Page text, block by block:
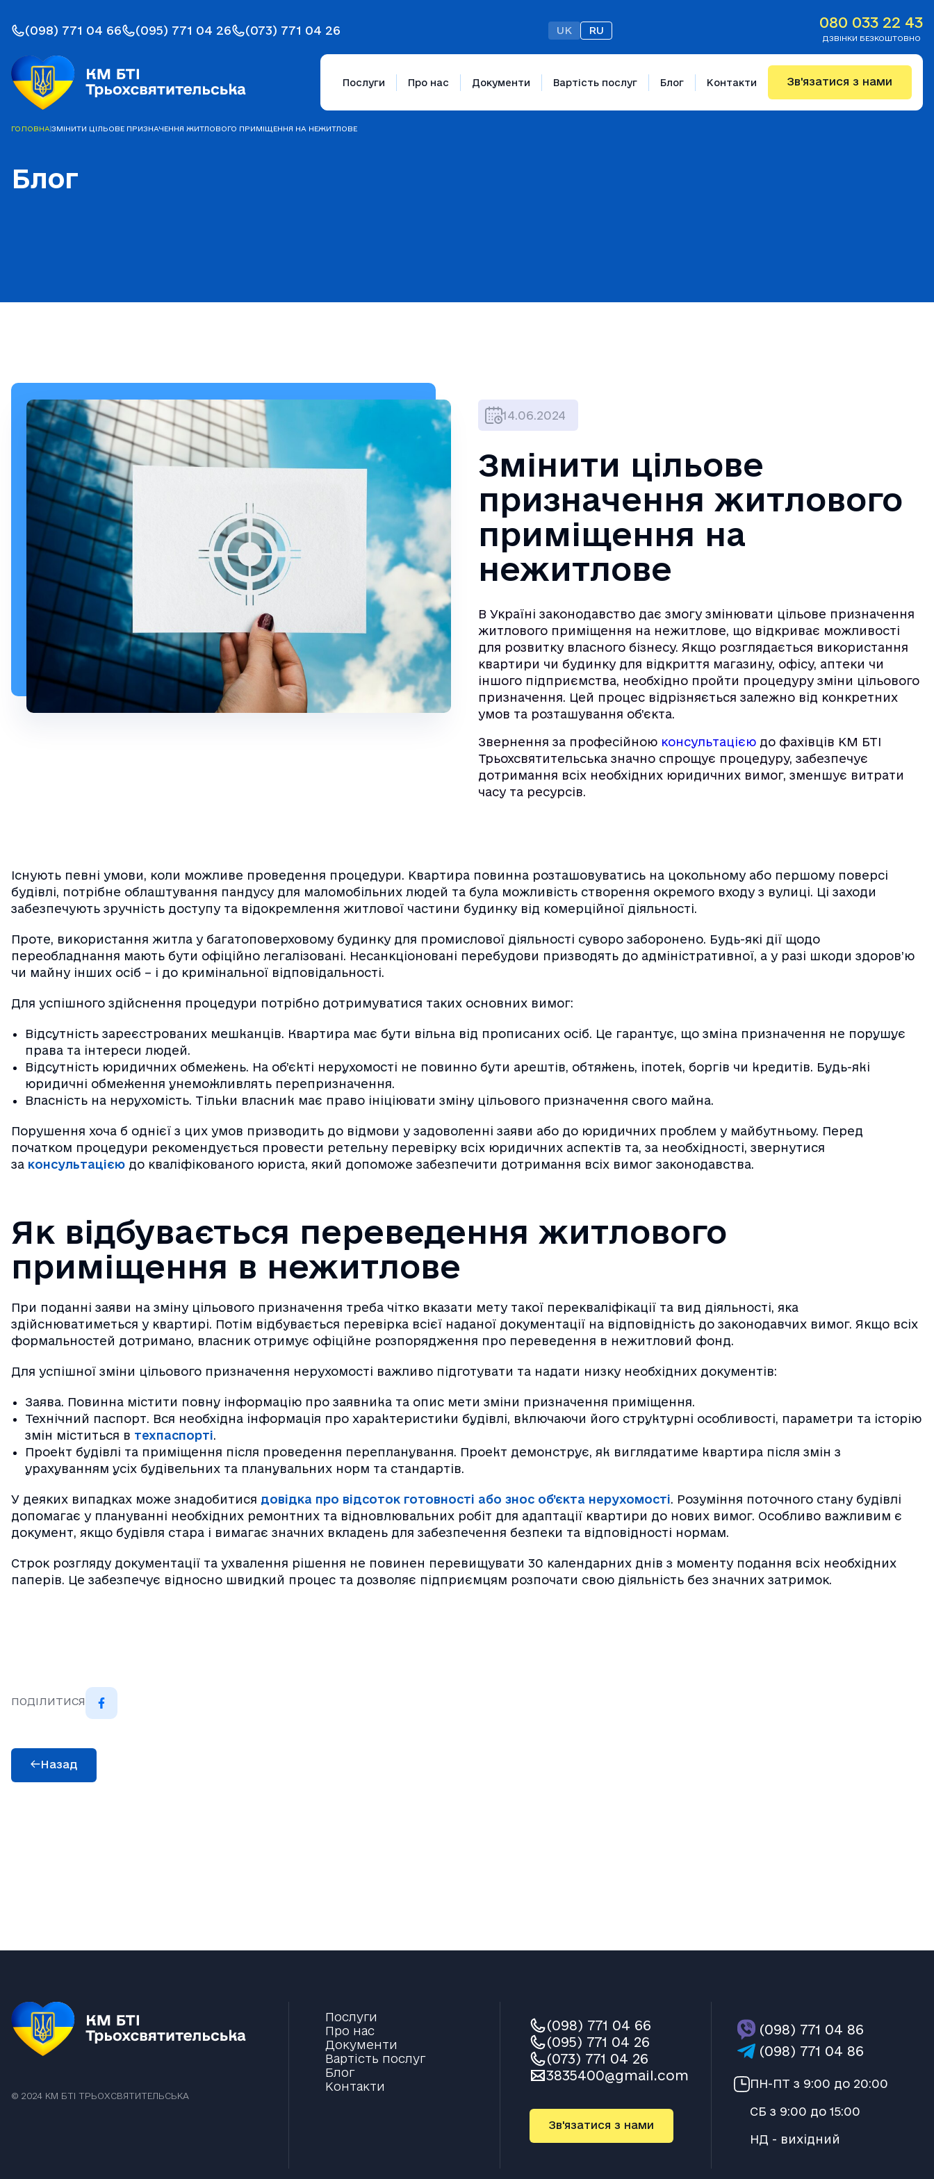
(098) 771 04 66 (095) 771 04 26 (073) 771 04 26 UK RU 080 033 22 43
ДЗВІНКИ БЕЗКОШТОВНО
Послуги Про нас Документи Вартість послуг Блог Контакти Зв'язатися з нами
ГОЛОВНА|ЗМІНИТИ ЦІЛЬОВЕ ПРИЗНАЧЕННЯ ЖИТЛОВОГО ПРИМІЩЕННЯ НА НЕЖИТЛОВЕ
Блог
14.06.2024
Змінити цільове
призначення житлового
приміщення на
нежитлове
В Україні законодавство дає змогу змінювати цільове призначення
житлового приміщення на нежитлове, що відкриває можливості
для розвитку власного бізнесу. Якщо розглядається використання
квартири чи будинку для відкриття магазину, офісу, аптеки чи
іншого підприємства, необхідно пройти процедуру зміни цільового
призначення. Цей процес відрізняється залежно від конкретних
умов та розташування об’єкта.
Звернення за професійною консультацією до фахівців КМ БТІ
Трьохсвятительська значно спрощує процедуру, забезпечує
дотримання всіх необхідних юридичних вимог, зменшує витрати
часу та ресурсів.
Існують певні умови, коли можливе проведення процедури. Квартира повинна розташовуватись на цокольному або першому поверсі
будівлі, потрібне облаштування пандусу для маломобільних людей та була можливість створення окремого входу з вулиці. Ці заходи
забезпечують зручність доступу та відокремлення житлової частини будинку від комерційної діяльності.
Проте, використання житла у багатоповерховому будинку для промислової діяльності суворо заборонено. Будь-які дії щодо
переобладнання мають бути офіційно легалізовані. Несанкціоновані перебудови призводять до адміністративної, а у разі шкоди здоров’ю
чи майну інших осіб – і до кримінальної відповідальності.
Для успішного здійснення процедури потрібно дотримуватися таких основних вимог:
Відсутність зареєстрованих мешканців. Квартира має бути вільна від прописаних осіб. Це гарантує, що зміна призначення не порушує
права та інтереси людей.
Відсутність юридичних обмежень. На об’єкті нерухомості не повинно бути арештів, обтяжень, іпотек, боргів чи кредитів. Будь-які
юридичні обмеження унеможливлять перепризначення.
Власність на нерухомість. Тільки власник має право ініціювати зміну цільового призначення свого майна.
Порушення хоча б однієї з цих умов призводить до відмови у задоволенні заяви або до юридичних проблем у майбутньому. Перед
початком процедури рекомендується провести ретельну перевірку всіх юридичних аспектів та, за необхідності, звернутися
за консультацією до кваліфікованого юриста, який допоможе забезпечити дотримання всіх вимог законодавства.
Як відбувається переведення житлового
приміщення в нежитлове
При поданні заяви на зміну цільового призначення треба чітко вказати мету такої перекваліфікації та вид діяльності, яка
здійснюватиметься у квартирі. Потім відбувається перевірка всієї наданої документації на відповідність до законодавчих вимог. Якщо всіх
формальностей дотримано, власник отримує офіційне розпорядження про переведення в нежитловий фонд.
Для успішної зміни цільового призначення нерухомості важливо підготувати та надати низку необхідних документів:
Заява. Повинна містити повну інформацію про заявника та опис мети зміни призначення приміщення.
Технічний паспорт. Вся необхідна інформація про характеристики будівлі, включаючи його структурні особливості, параметри та історію
змін міститься в техпаспорті.
Проект будівлі та приміщення після проведення перепланування. Проект демонструє, як виглядатиме квартира після змін з
урахуванням усіх будівельних та планувальних норм та стандартів.
У деяких випадках може знадобитися довідка про відсоток готовності або знос об’єкта нерухомості. Розуміння поточного стану будівлі
допомагає у плануванні необхідних ремонтних та відновлювальних робіт для адаптації квартири до нових вимог. Особливо важливим є
документ, якщо будівля стара і вимагає значних вкладень для забезпечення безпеки та відповідності нормам.
Строк розгляду документації та ухвалення рішення не повинен перевищувати 30 календарних днів з моменту подання всіх необхідних
паперів. Це забезпечує відносно швидкий процес та дозволяє підприємцям розпочати свою діяльність без значних затримок.
ПОДІЛИТИСЯ
Назад
© 2024 КM БТІ ТРЬОХСВЯТИТЕЛЬСЬКА
Послуги
Про нас
Документи
Вартість послуг
Блог
Контакти
(098) 771 04 66
(095) 771 04 26
(073) 771 04 26
3835400@gmail.com
Зв'язатися з нами
(098) 771 04 86
(098) 771 04 86
ПН-ПТ з 9:00 до 20:00
СБ з 9:00 до 15:00
НД - вихідний